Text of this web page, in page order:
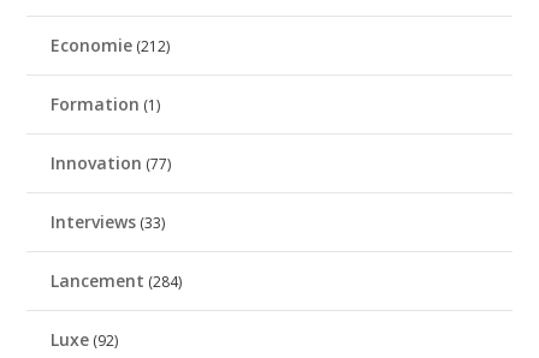
Economie (212)
Formation (1)
Innovation (77)
Interviews (33)
Lancement (284)
Luxe (92)